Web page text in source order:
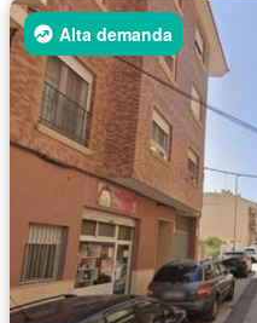
Alta demanda